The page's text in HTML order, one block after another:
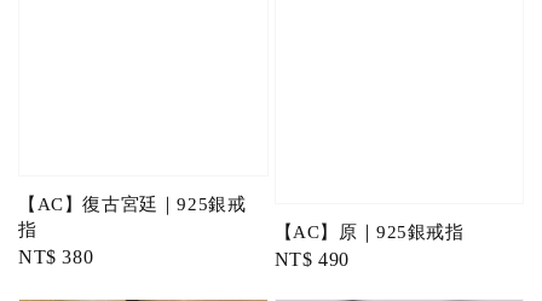
【AC】復古宮廷｜925銀戒
指
Regular
NT$ 380
【AC】原｜925銀戒指
Regular
NT$ 490